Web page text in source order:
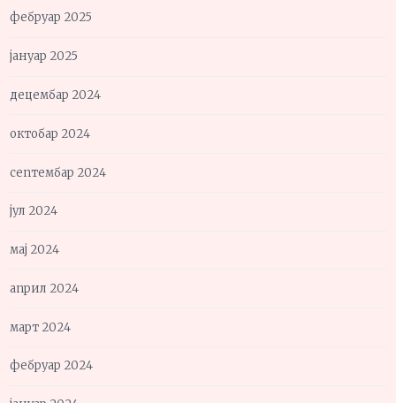
фебруар 2025
јануар 2025
децембар 2024
октобар 2024
септембар 2024
јул 2024
мај 2024
април 2024
март 2024
фебруар 2024